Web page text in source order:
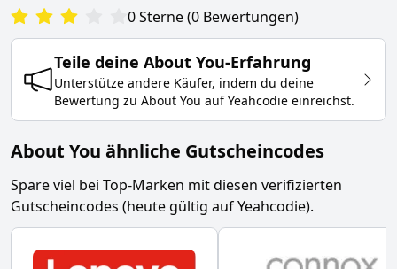
0Sterne(0 Bewertungen)
Teile deine About You-Erfahrung
Unterstütze andere Käufer, indem du deine
Bewertung zu About You auf Yeahcodie einreichst.
About You ähnliche Gutscheincodes
Spare viel bei Top-Marken mit diesen verifizierten
Gutscheincodes (heute gültig auf Yeahcodie).